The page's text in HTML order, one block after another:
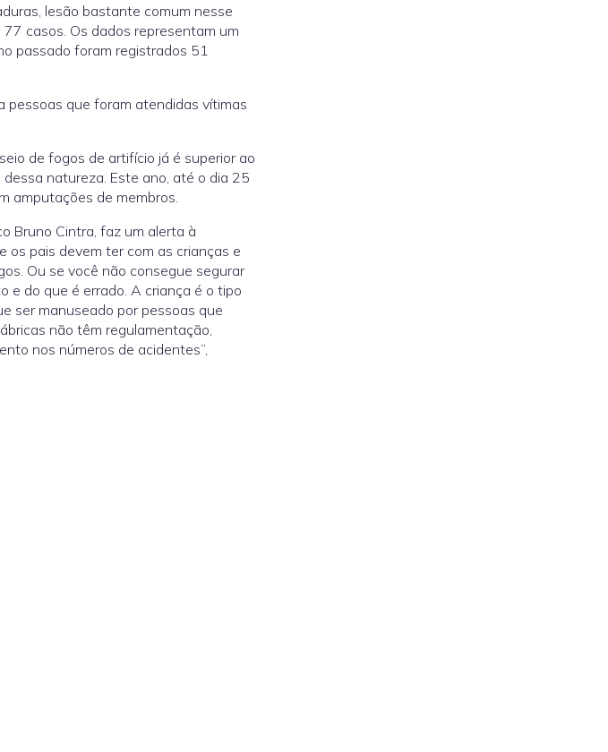
lesão bastante comum nesse
casos. Os dados representam um
passado foram registrados 51
pessoas que foram atendidas vítimas
de fogos de artifício já é superior ao
natureza. Este ano, até o dia 25
amputações de membros.
Bruno Cintra, faz um alerta à
os pais devem ter com as crianças e
Ou se você não consegue segurar
e do que é errado. A criança é o tipo
ser manuseado por pessoas que
não têm regulamentação,
nos números de acidentes”,